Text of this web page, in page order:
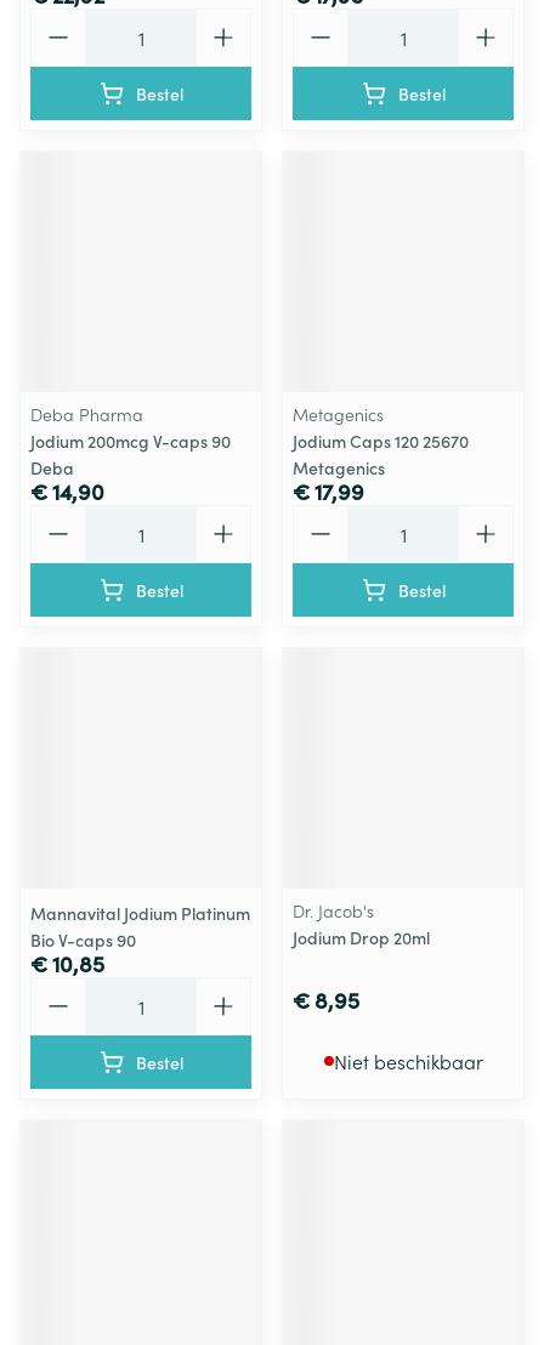
Bestel Bestel
Deba Pharma
Jodium 200mcg V-caps 90
Deba
€ 14,90
Bestel
Metagenics
Jodium Caps 120 25670
Metagenics
€ 17,99
Bestel
Mannavital Jodium Platinum
Bio V-caps 90
€ 10,85
Bestel
Dr. Jacob's
Jodium Drop 20ml
€ 8,95
Niet beschikbaar